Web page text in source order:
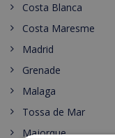
Costa Blanca
Costa Maresme
Madrid
Grenade
Malaga
Tossa de Mar
Majorque